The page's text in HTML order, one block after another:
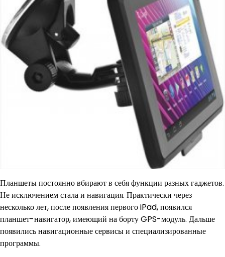
Планшеты постоянно вбирают в себя функции разных гаджетов.
Не исключением стала и навигация. Практически через
несколько лет, после появления первого iPad, появился
планшет-навигатор, имеющий на борту GPS-модуль. Дальше
появились навигационные сервисы и специализированные
программы.